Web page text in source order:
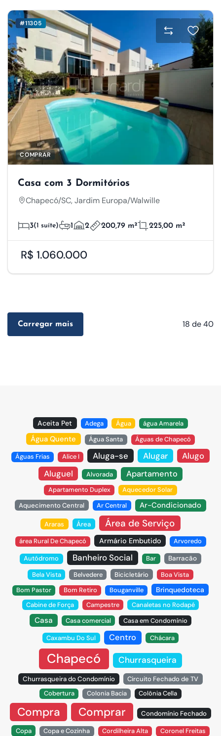
#11305
COMPRAR
Casa com 3 Dormitórios
Chapecó/SC, Jardim Europa/Walwille
3(1 suíte) 1 2 200,79 m² 225,00 m²
R$ 1.060.000
Carregar mais 18 de 40
Aceita Pet Adega Água água Amarela
Água Quente Água Santa Águas de Chapecó
Águas Frias Alice I Aluga-se Alugar
Alugo
Aluguel
Alvorada Apartamento
Apartamento Duplex
Aquecedor Solar
Aquecimento Central
Ar Central Ar-Condicionado
Araras Área Área de Serviço
área Rural De Chapecó Armário Embutido Arvoredo
Autódromo Banheiro Social Bar
Barracão
Bela Vista
Belvedere Bicicletário
Boa Vista
Bom Pastor
Bom Retiro Bouganville Brinquedoteca
Cabine de Força Campestre Canaletas no Rodapé
Casa Casa comercial Casa em Condomínio
Caxambu Do Sul Centro Chácara
Chapecó Churrasqueira
Churrasqueira do Condomínio
Circuito Fechado de TV
Cobertura
Colonia Bacia Colônia Cella
Compra Comprar Condomínio Fechado
Copa Copa e Cozinha Cordilheira Alta Coronel Freitas